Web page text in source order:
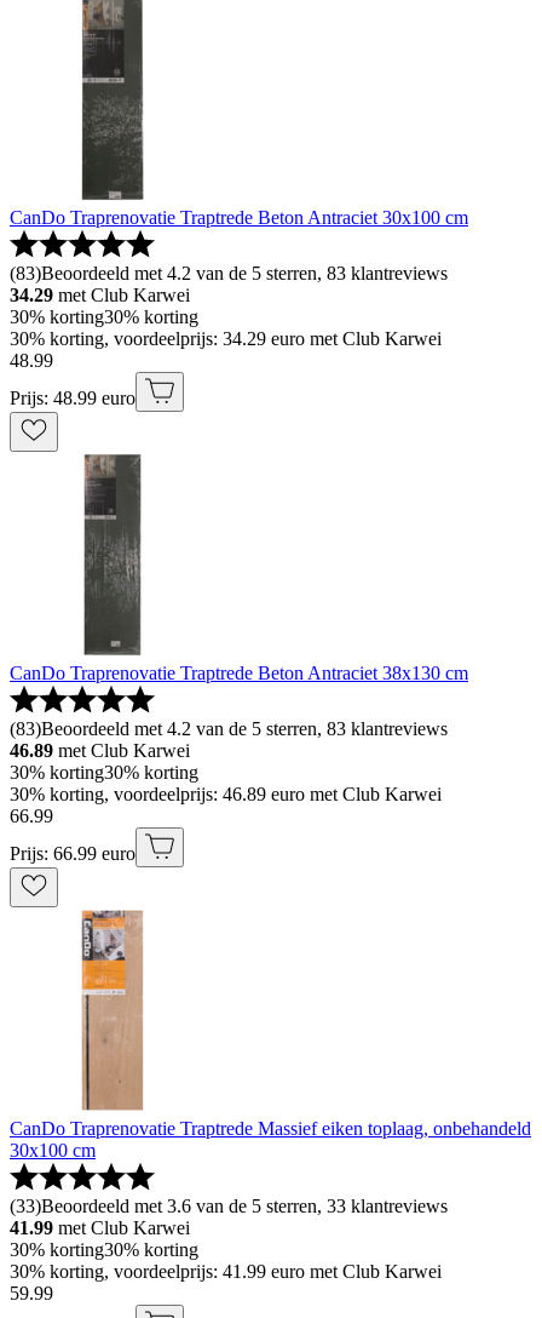
CanDo Traprenovatie Traptrede Beton Antraciet 30x100 cm
(83)Beoordeeld met 4.2 van de 5 sterren, 83 klantreviews
34.29 met Club Karwei
30% korting30% korting
30% korting, voordeelprijs: 34.29 euro met Club Karwei
48.99
Prijs: 48.99 euro
CanDo Traprenovatie Traptrede Beton Antraciet 38x130 cm
(83)Beoordeeld met 4.2 van de 5 sterren, 83 klantreviews
46.89 met Club Karwei
30% korting30% korting
30% korting, voordeelprijs: 46.89 euro met Club Karwei
66.99
Prijs: 66.99 euro
CanDo Traprenovatie Traptrede Massief eiken toplaag, onbehandeld
30x100 cm
(33)Beoordeeld met 3.6 van de 5 sterren, 33 klantreviews
41.99 met Club Karwei
30% korting30% korting
30% korting, voordeelprijs: 41.99 euro met Club Karwei
59.99